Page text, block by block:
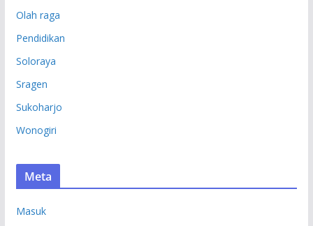
Olah raga
Pendidikan
Soloraya
Sragen
Sukoharjo
Wonogiri
Meta
Masuk